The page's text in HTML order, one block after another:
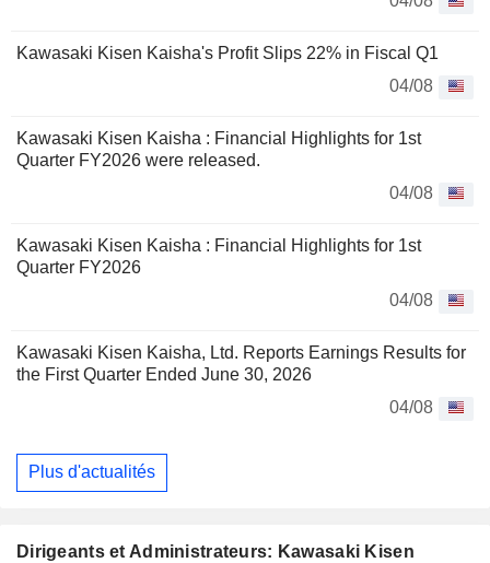
Kawasaki Kisen Kaisha's Profit Slips 22% in Fiscal Q1
04/08
Kawasaki Kisen Kaisha : Financial Highlights for 1st
Quarter FY2026 were released.
04/08
Kawasaki Kisen Kaisha : Financial Highlights for 1st
Quarter FY2026
04/08
Kawasaki Kisen Kaisha, Ltd. Reports Earnings Results for
the First Quarter Ended June 30, 2026
04/08
Plus d'actualités
Dirigeants et Administrateurs: Kawasaki Kisen